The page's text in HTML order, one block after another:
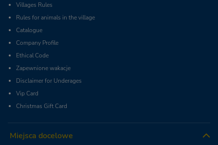
Villages Rules
Rules for animals in the village
Catalogue
Company Profile
Ethical Code
Zapewnione wakacje
Disclaimer for Underages
Vip Card
Christmas Gift Card
Miejsca docelowe